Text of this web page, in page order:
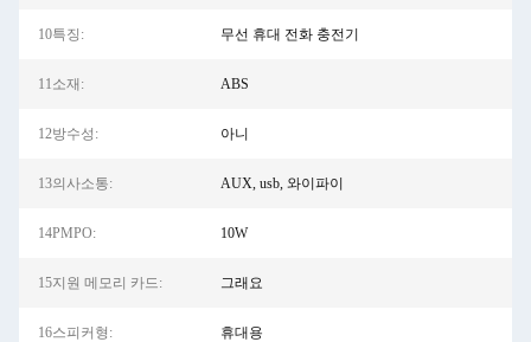
10특징: 무선 휴대 전화 충전기
11소재: ABS
12방수성: 아니
13의사소통: AUX, usb, 와이파이
14PMPO: 10W
15지원 메모리 카드: 그래요
16스피커형: 휴대용